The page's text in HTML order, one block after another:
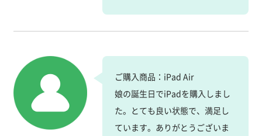
ご購入商品：iPad Air
娘の誕生日でiPadを購入しまし
た。とても良い状態で、満足し
ています。ありがとうございま